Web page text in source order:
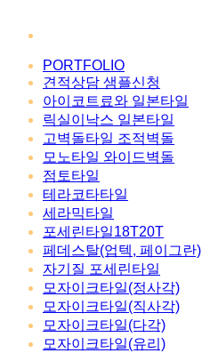
PORTFOLIO
견적상담 샘플신청
아이코트료와 일본타일
릭실이낙스 일본타일
고벽돌타일 조적벽돌
모노타일 와이드벽돌
점토타일
테라코타타일
세라믹타일
포세린타일18T20T
페데스탈(업텍, 페이그란)
자기질 포세린타일
모자이크타일(정사각)
모자이크타일(직사각)
모자이크타일(다각)
모자이크타일(유리)